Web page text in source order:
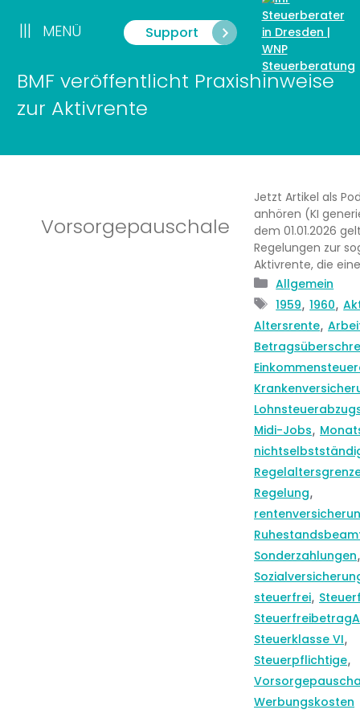
Inhalt
springen
Support
||| MENÜ
BMF veröffentlicht Praxishinweise
zur Aktivrente
Vorsorgepauschale
Jetzt Artikel als
anhören (KI
dem 01.01.2026
Regelungen zur
Aktivrente, die
Kategorien
Allgemein
1959,1960,
Altersrente,
Midi-Jobs,
Regelung,
Sonderzahlungen,
steuerfrei,
Steuerklasse VI,
Steuerpflichtige,
Werbungskosten